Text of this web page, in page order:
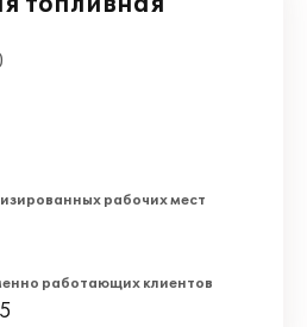
рабочих мест
работающих клиентов